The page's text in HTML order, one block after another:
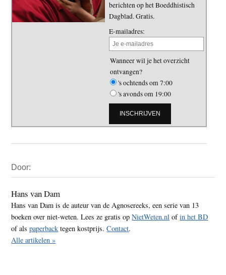
berichten op het Boeddhistisch
Dagblad. Gratis.
E-mailadres:
Wanneer wil je het overzicht
ontvangen?
's ochtends om 7:00
's avonds om 19:00
Sidebar
Door:
Hans van Dam
Hans van Dam is de auteur van de Agnosereeks, een serie van 13
boeken over niet-weten. Lees ze gratis opNietWeten.nl ofin het BD
of alspaperback tegen kostprijs.Contact.
Alle artikelen »